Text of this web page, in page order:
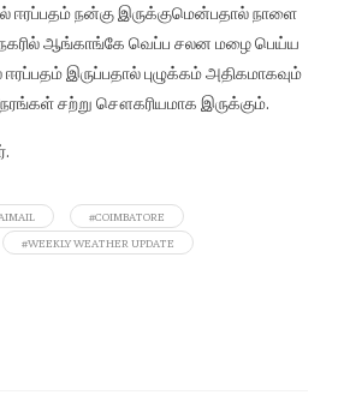
ஈரப்பதம் நன்கு இருக்குமென்பதால் நாளை
ஆங்காங்கே வெப்ப சலன மழை பெய்ய
இருப்பதால் புழுக்கம் அதிகமாகவும்
சற்று சௌகரியமாக இருக்கும்.
#COIMBATORE
#WEEKLY WEATHER UPDATE